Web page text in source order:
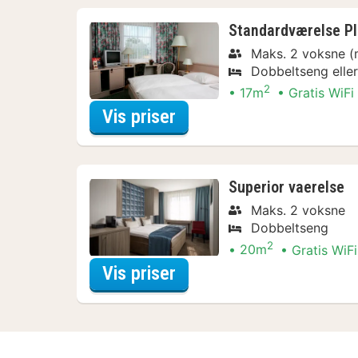
Standardværelse
Maks. 2 voksne
Dobbeltseng
17m2 Gratis WiFi
Vis priser
Superior vaerelse
Maks. 2 voksne
Dobbeltseng
20m2 Gratis WiFi
Vis priser